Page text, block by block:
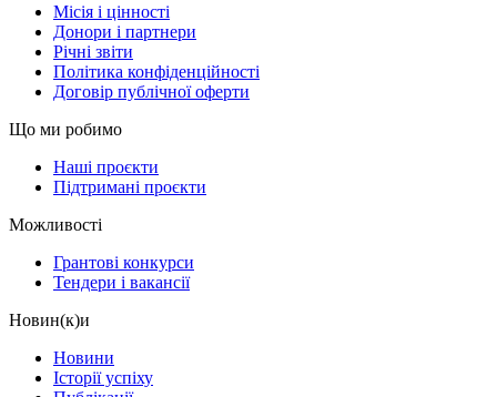
Місія і цінності
Донори і партнери
Річні звіти
Політика конфіденційності
Договір публічної оферти
Що ми робимо
Наші проєкти
Підтримані проєкти
Можливості
Грантові конкурси
Тендери і вакансії
Новин(к)и
Новини
Історії успіху